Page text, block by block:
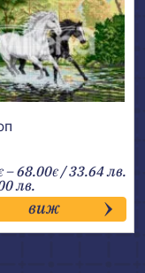
–68.00€Price
range:
17.20€
through
68.00€
/ 33.64 лв.
лв.
виж